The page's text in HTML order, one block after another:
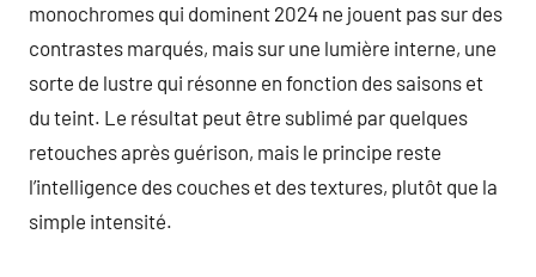
monochromes qui dominent 2024 ne jouent pas sur des
contrastes marqués, mais sur une lumière interne, une
sorte de lustre qui résonne en fonction des saisons et
du teint. Le résultat peut être sublimé par quelques
retouches après guérison, mais le principe reste
l’intelligence des couches et des textures, plutôt que la
simple intensité.